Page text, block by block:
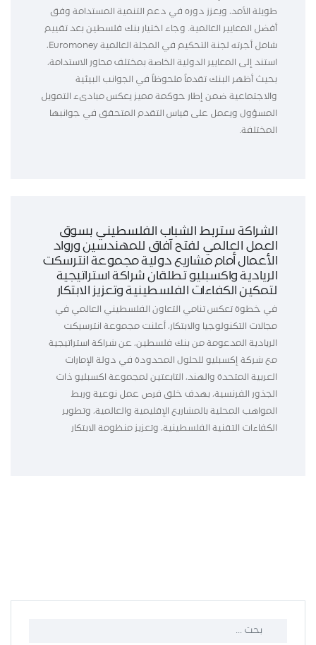
طويلة الأمد، ويعزز دوره في دعم التنمية المستدامة وفق
أفضل المعايير العالمية. وجاء اختيار بنك فلسطين بعد تقييم
شامل أجرته لجنة التحكيم في المجلة العالمية Euromoney،
استند إلى المعايير الدولية الخاصة بمختلف محاور الاستدامة،
بحيث أظهر البنك تقدماً ملحوظاً في الجوانب البيئية
والاجتماعية ضمن إطار حوكمة مميز يعكس مبادىء التمويل
المسؤول ويعمل على قياس التقدم المتحقق في جوانبها
المختلفة.
الشراكة ستربط الشباب الفلسطيني بسوق
العمل العالمي لفتح آفاق للمهندسين ورواد
الأعمال أمام مشاريع دولية مجموعة انترسكت
الريادية واكسبليو تطلقان شراكة استراتيجية
لتمكين الكفاءات الفلسطينية وتعزيز الابتكار
في خطوة تعكس تنامي التعاون الفلسطيني العالمي في
مجالات التكنولوجيا والابتكار، أعلنت مجموعة انترسيكت
الريادية المدعومة من بنك فلسطين، عن شراكة استراتيجية
مع شركة إكسبليو للحلول المحدودة في دولة الإمارات
العربية المتحدة والهند، التابعتين لمجموعة اكسبليو ذات
الجذور الفرنسية، بهدف خلق فرص عمل نوعية وربط
المواهب المحلية بالمشاريع الإقليمية والعالمية، وتطوير
الكفاءات التقنية الفلسطينية، وتعزيز منظومة الابتكار